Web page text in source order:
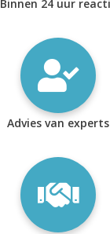
Binnen 24 uur
Advies van experts